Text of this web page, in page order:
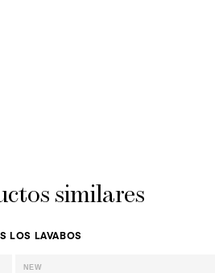
similares
LOS LAVABOS
NEW